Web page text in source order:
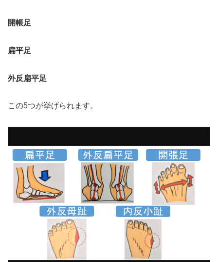
開帳足
扁平足
外反扁平足
この5つが挙げられます。